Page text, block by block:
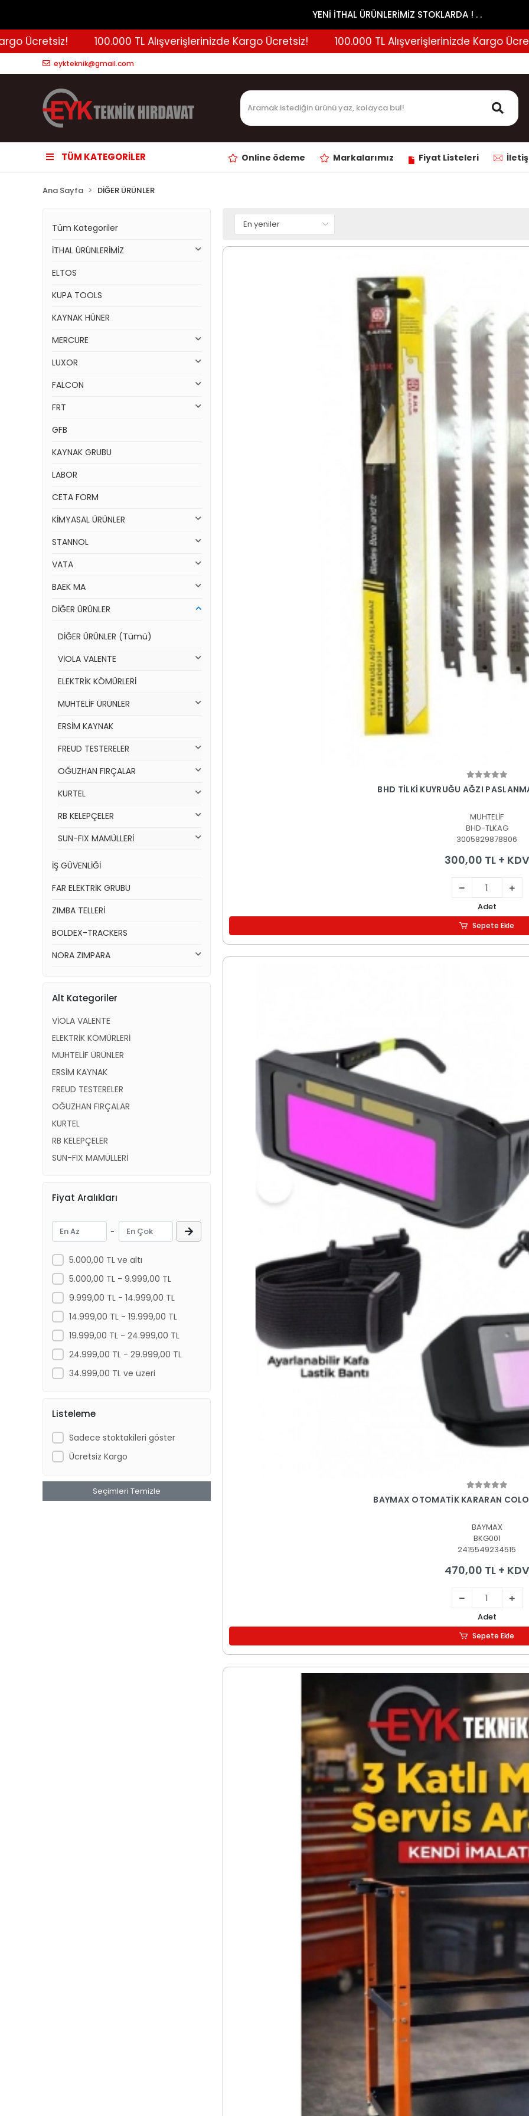
YENİ İTHAL ÜRÜNLERİMİZ STOKLARDA ! . .
100.000 TL Alışverişlerinizde Kargo Ücretsiz! 100.000 TL Alışverişlerinizde Kargo Ücretsiz!
eykteknik@gmail.com
TÜM KATEGORİLER Online ödeme Markalarımız Fiyat Listeleri
Ana Sayfa DİĞER ÜRÜNLER
Tüm Kategoriler
İTHAL ÜRÜNLERİMİZ
ELTOS
KUPA TOOLS
KAYNAK HÜNER
MERCURE
LUXOR
FALCON
FRT
GFB
KAYNAK GRUBU
LABOR
CETA FORM
KİMYASAL ÜRÜNLER
STANNOL
VATA
BAEK MA
DİĞER ÜRÜNLER
DİĞER ÜRÜNLER (Tümü)
VİOLA VALENTE
ELEKTRİK KÖMÜRLERİ
MUHTELİF ÜRÜNLER
ERSİM KAYNAK
FREUD TESTERELER
OĞUZHAN FIRÇALAR
KURTEL
RB KELEPÇELER
SUN-FIX MAMÜLLERİ
İŞ GÜVENLİĞİ
FAR ELEKTRİK GRUBU
ZIMBA TELLERİ
BOLDEX-TRACKERS
NORA ZIMPARA
Alt Kategoriler
VİOLA VALENTE
ELEKTRİK KÖMÜRLERİ
MUHTELİF ÜRÜNLER
ERSİM KAYNAK
FREUD TESTERELER
OĞUZHAN FIRÇALAR
KURTEL
RB KELEPÇELER
SUN-FIX MAMÜLLERİ
Fiyat Aralıkları
-
5.000,00 TL ve altı
5.000,00 TL - 9.999,00 TL
9.999,00 TL - 14.999,00 TL
14.999,00 TL - 19.999,00 TL
19.999,00 TL - 24.999,00 TL
24.999,00 TL - 29.999,00 TL
34.999,00 TL ve üzeri
Listeleme
Sadece stoktakileri göster
Ücretsiz Kargo
Seçimleri Temizle
Sepete Ekle
BHD TİLKİ KUYRUĞU AĞZI
MUHTELİF
BHD-TLKAG
3005829878806
300,00 TL + KDV
Adet
Sepete Ekle
Sepete Ekle
BAYMAX OTOMATİK KARARAN
BAYMAX
BKG001
2415549234515
470,00 TL + KDV
Adet
Sepete Ekle